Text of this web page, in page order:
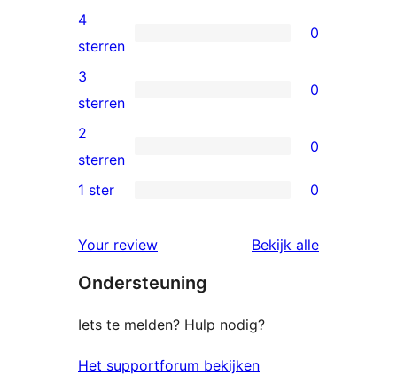
5
sterren
beoordelingen
0
4
sterren
beoordelingen
4
sterren
0
0
3
sterren
beoordelingen
3
sterren
0
0
2
beoordelingen
2
sterren
0
sterren
beoordelingen
1 ster 0
Your review Bekijk alle
Ondersteuning
Iets te melden? Hulp nodig?
Het supportforum bekijken